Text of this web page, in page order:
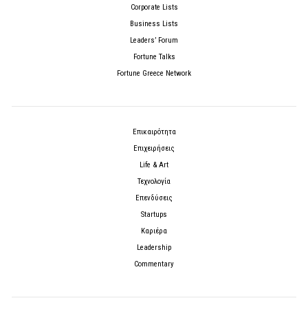
Corporate Lists
Business Lists
Leaders’ Forum
Fortune Talks
Fortune Greece Network
Επικαιρότητα
Επιχειρήσεις
Life & Art
Τεχνολογία
Επενδύσεις
Startups
Καριέρα
Leadership
Commentary